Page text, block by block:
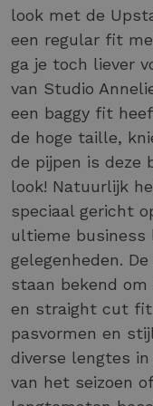
look met de
een regular fit
ga je toch liever
van Studio
een baggy fit
de hoge taille,
de pijpen is deze
look! Natuurlijk
speciaal gericht
ultieme business
gelegenheden.
staan bekend
en straight cut
pasvormen en
diverse lengtes
van het seizoen